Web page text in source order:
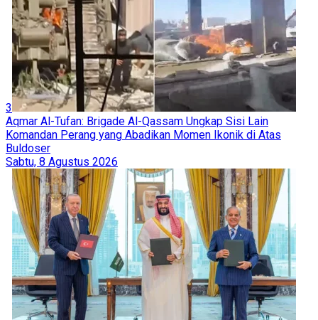
3
Aqmar Al-Tufan: Brigade Al-Qassam Ungkap Sisi Lain
Komandan Perang yang Abadikan Momen Ikonik di Atas
Buldoser
Sabtu, 8 Agustus 2026